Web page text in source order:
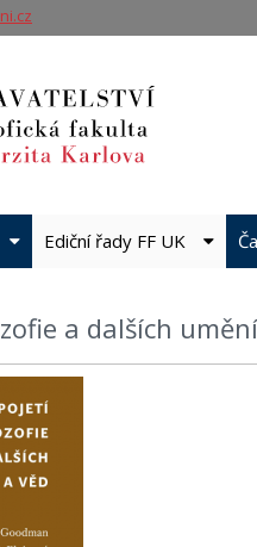
a dalších
Ediční řady FF UK